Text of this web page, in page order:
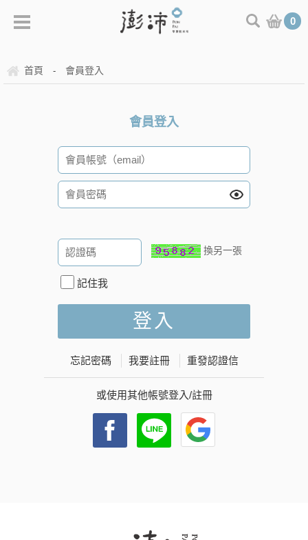
0
首頁 - 會員登入
會員登入
換另一張
記住我
忘記密碼 我要註冊 重發認證信
或使用其他帳號登入/註冊